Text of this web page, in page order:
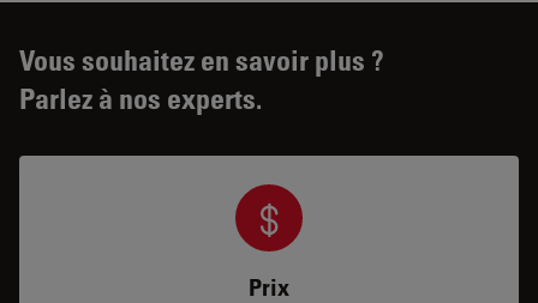
Vous souhaitez en savoir plus ?
Parlez à nos experts.
Prix